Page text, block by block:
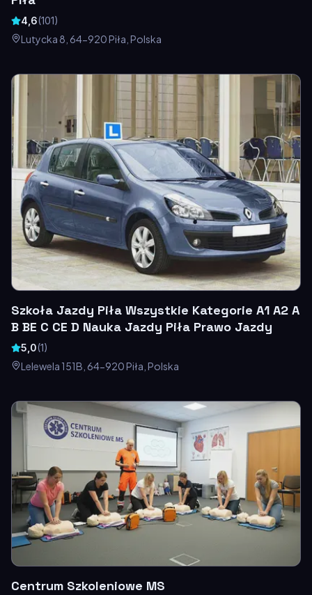
4,6(101)
Lutycka 8, 64-920 Piła, Polska
Szkoła Jazdy Piła Wszystkie Kategorie A1 A2 A
B BE C CE D‎ Nauka Jazdy Piła Prawo Jazdy
5,0(1)
Lelewela 151B, 64-920 Piła, Polska
Centrum Szkoleniowe MS